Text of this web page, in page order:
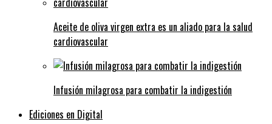
Aceite de oliva virgen extra es un aliado para la salud
cardiovascular
Infusión milagrosa para combatir la indigestión
Ediciones en Digital